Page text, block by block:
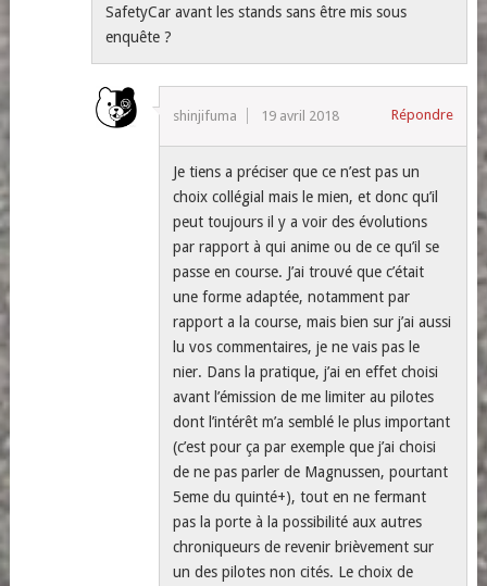
SafetyCar avant les stands sans être mis sous
enquête ?
shinjifuma 19 avril 2018 Répondre
Je tiens a préciser que ce n’est pas un
choix collégial mais le mien, et donc qu’il
peut toujours il y a voir des évolutions
par rapport à qui anime ou de ce qu’il se
passe en course. J’ai trouvé que c’était
une forme adaptée, notamment par
rapport a la course, mais bien sur j’ai aussi
lu vos commentaires, je ne vais pas le
nier. Dans la pratique, j’ai en effet choisi
avant l’émission de me limiter au pilotes
dont l’intérêt m’a semblé le plus important
(c’est pour ça par exemple que j’ai choisi
de ne pas parler de Magnussen, pourtant
5eme du quinté+), tout en ne fermant
pas la porte à la possibilité aux autres
chroniqueurs de revenir brièvement sur
un des pilotes non cités. Le choix de